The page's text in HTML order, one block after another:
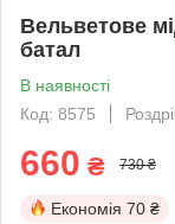
Вельветове
батал
В наявності
Код: 8575
660 ₴ 730 ₴
Економія 70 ₴